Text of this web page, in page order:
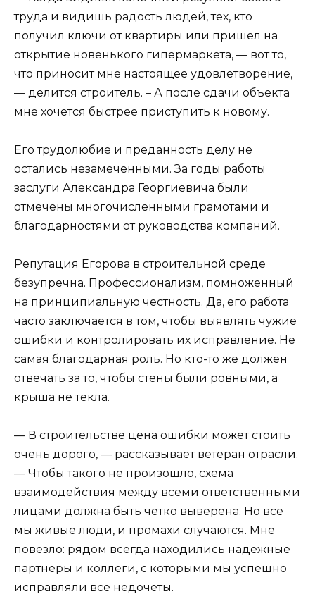
труда и видишь радость людей, тех, кто
получил ключи от квартиры или пришел на
открытие новенького гипермаркета, — вот то,
что приносит мне настоящее удовлетворение,
— делится строитель. – А после сдачи объекта
мне хочется быстрее приступить к новому.
Его трудолюбие и преданность делу не
остались незамеченными. За годы работы
заслуги Александра Георгиевича были
отмечены многочисленными грамотами и
благодарностями от руководства компаний.
Репутация Егорова в строительной среде
безупречна. Профессионализм, помноженный
на принципиальную честность. Да, его работа
часто заключается в том, чтобы выявлять чужие
ошибки и контролировать их исправление. Не
самая благодарная роль. Но кто-то же должен
отвечать за то, чтобы стены были ровными, а
крыша не текла.
— В строительстве цена ошибки может стоить
очень дорого, — рассказывает ветеран отрасли.
— Чтобы такого не произошло, схема
взаимодействия между всеми ответственными
лицами должна быть четко выверена. Но все
мы живые люди, и промахи случаются. Мне
повезло: рядом всегда находились надежные
партнеры и коллеги, с которыми мы успешно
исправляли все недочеты.